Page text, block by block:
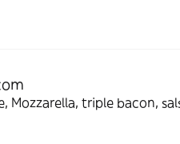
Mozzarella, triple bacon,